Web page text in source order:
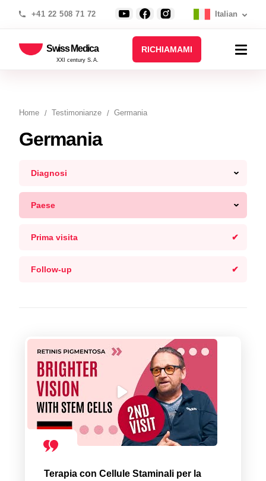
+41 22 508 71 72 Italian
Swiss Medica
XXI century S.A.
RICHIAMAMI
Home Testimonianze Germania
Germania
Diagnosi
Paese
Prima visita
Follow-up
Terapia con Cellule Staminali per la